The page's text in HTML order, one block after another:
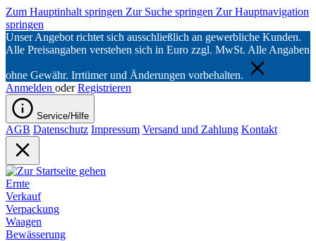
Zum Hauptinhalt springen Zur Suche springen Zur Hauptnavigation
springen
Unser Angebot richtet sich ausschließlich an gewerbliche Kunden.
Alle Preisangaben verstehen sich in Euro zzgl. MwSt. Alle Angaben
ohne Gewähr. Irrtümer und Änderungen vorbehalten.
Anmelden oder Registrieren
Service/Hilfe
AGB Datenschutz Impressum Versand und Zahlung Kontakt
Ernte
Verkauf
Verpackung
Waagen
Bewässerung